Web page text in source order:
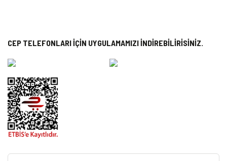
CEP TELEFONLARI İÇİN UYGULAMAMIZI İNDİREBİLİRİSİNİZ.